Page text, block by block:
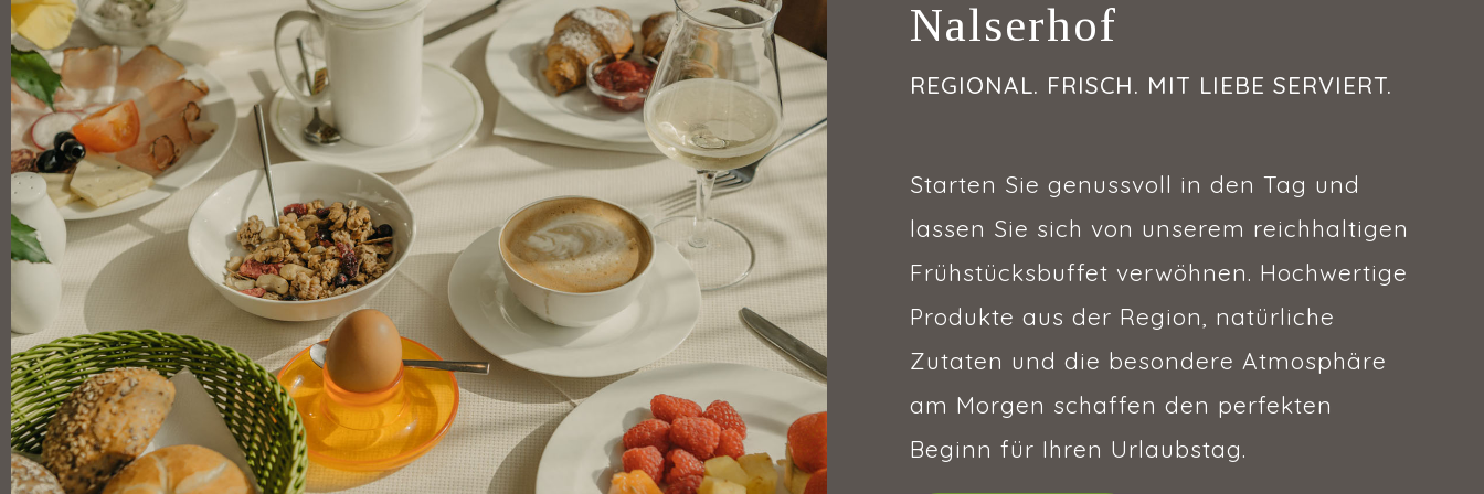
Nalserhof
REGIONAL. FRISCH. MIT LIEBE SERVIERT.
Starten Sie genussvoll in den Tag und
lassen Sie sich von unserem reichhaltigen
Frühstücksbuffet verwöhnen. Hochwertige
Produkte aus der Region, natürliche
Zutaten und die besondere Atmosphäre
am Morgen schaffen den perfekten
Beginn für Ihren Urlaubstag.